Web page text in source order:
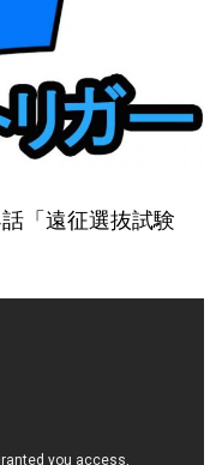
「遠征選抜試験